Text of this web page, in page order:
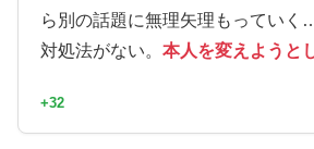
ら別の話題に無理矢理もっていく
対処法がない。 本人を変えようと
+32